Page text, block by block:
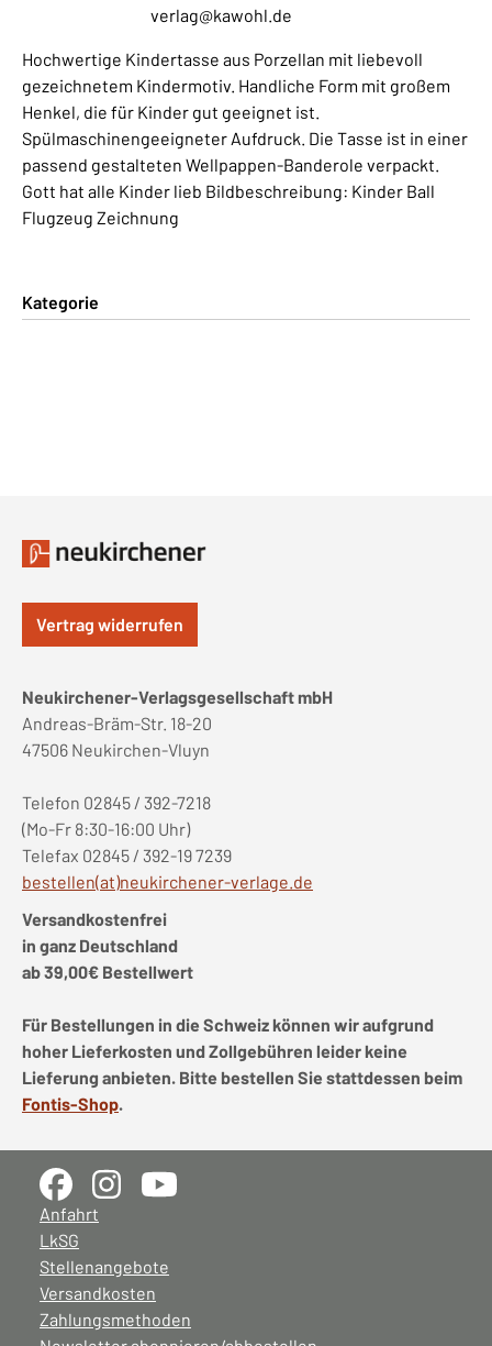
verlag@kawohl.de
Hochwertige Kindertasse aus Porzellan mit liebevoll
gezeichnetem Kindermotiv. Handliche Form mit großem
Henkel, die für Kinder gut geeignet ist.
Spülmaschinengeeigneter Aufdruck. Die Tasse ist in einer
passend gestalteten Wellpappen-Banderole verpackt.
Gott hat alle Kinder lieb Bildbeschreibung: Kinder Ball
Flugzeug Zeichnung
Kategorie
Vertrag widerrufen
Neukirchener-Verlagsgesellschaft mbH
Andreas-Bräm-Str. 18-20
47506 Neukirchen-Vluyn
Telefon 02845 / 392-7218
(Mo-Fr 8:30-16:00 Uhr)
Telefax 02845 / 392-19 7239
bestellen(at)neukirchener-verlage.de
Versandkostenfrei
in ganz Deutschland
ab 39,00€ Bestellwert
Für Bestellungen in die Schweiz können wir aufgrund
hoher Lieferkosten und Zollgebühren leider keine
Lieferung anbieten. Bitte bestellen Sie stattdessen beim
Fontis-Shop.
Anfahrt
LkSG
Stellenangebote
Versandkosten
Zahlungsmethoden